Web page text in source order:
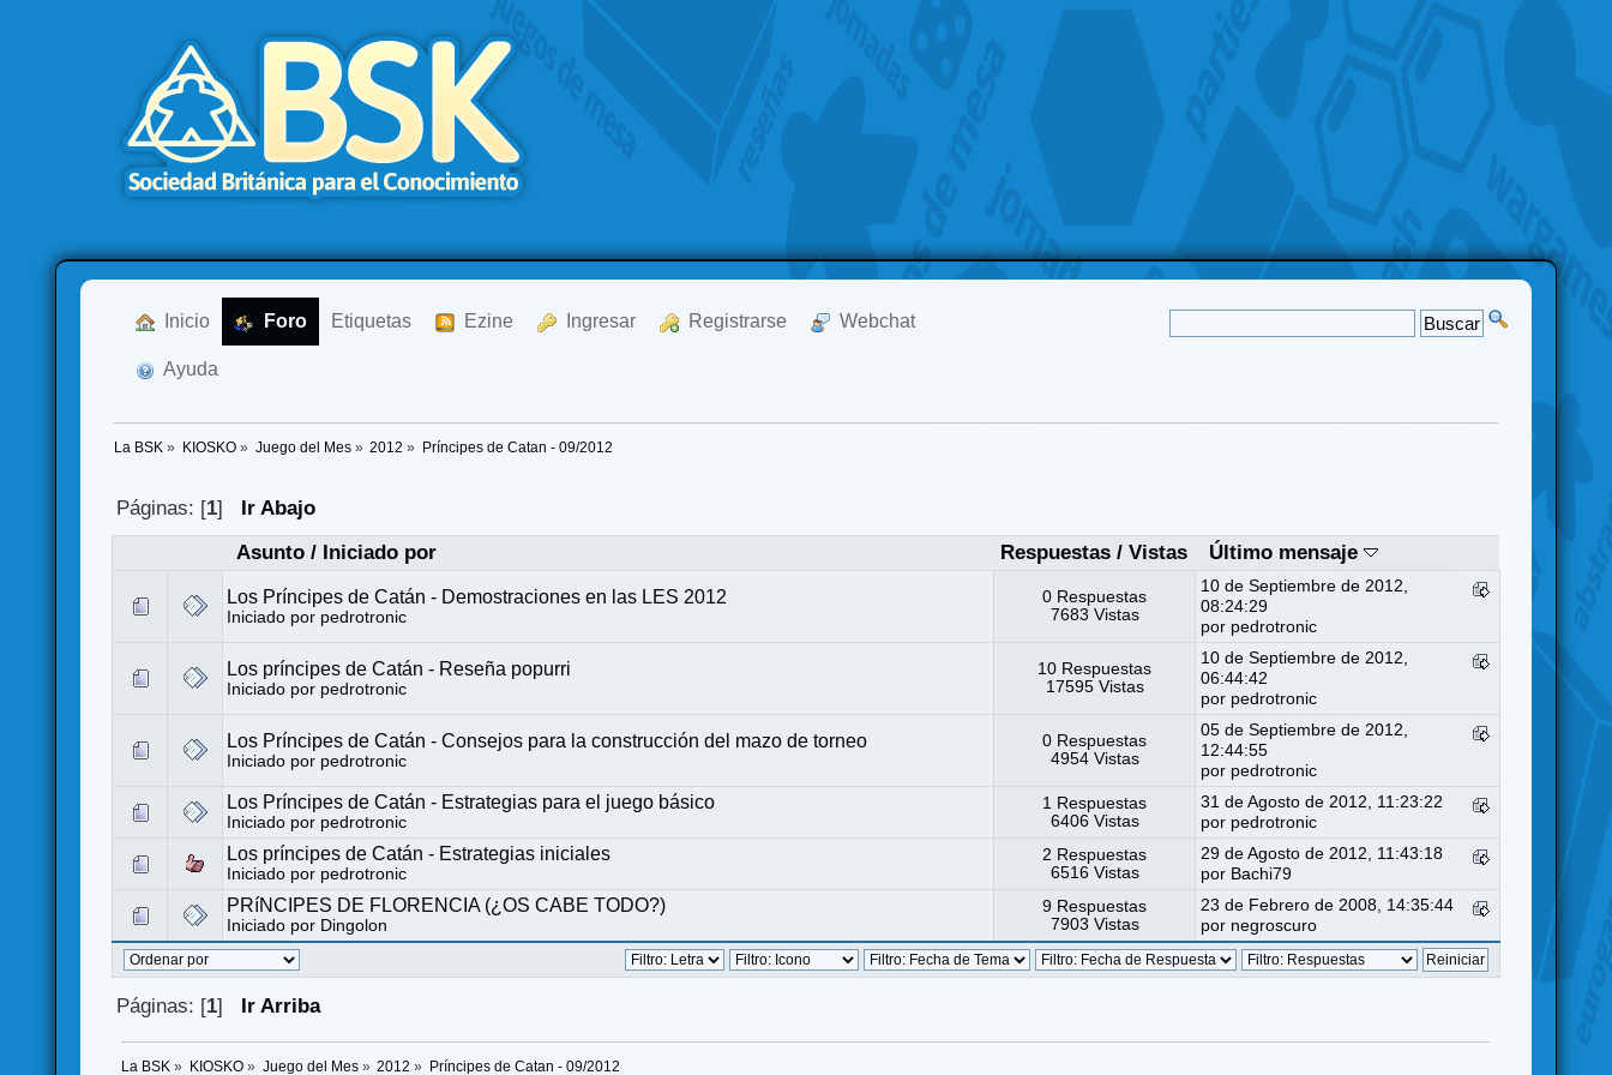
Inicio Foro Etiquetas Ezine Ingresar Registrarse Webchat
Ayuda
La BSK » KIOSKO» Juego del Mes» 2012 » Príncipes de Catan - 09/2012
Páginas: [1]
Ir Abajo
Asunto/ Iniciado por Respuestas /Vistas Último mensaje
Los Príncipes de Catán - Demostraciones en las LES 2012
Iniciado por pedrotronic
0 Respuestas
7683 Vistas
10 de Septiembre de 2012,
08:24:29
por pedrotronic
Los príncipes de Catán - Reseña popurri
Iniciado por pedrotronic
10 Respuestas
17595 Vistas
10 de Septiembre de 2012,
06:44:42
por pedrotronic
Los Príncipes de Catán - Consejos para la construcción del mazo de torneo
Iniciado por pedrotronic
0 Respuestas
4954 Vistas
05 de Septiembre de 2012,
12:44:55
por pedrotronic
Los Príncipes de Catán - Estrategias para el juego básico
Iniciado por pedrotronic
1 Respuestas
6406 Vistas
31 de Agosto de 2012, 11:23:22
por pedrotronic
Los príncipes de Catán - Estrategias iniciales
Iniciado por pedrotronic
2 Respuestas
6516 Vistas
29 de Agosto de 2012, 11:43:18
por Bachi79
PRíNCIPES DE FLORENCIA (¿OS CABE TODO?)
Iniciado por Dingolon
9 Respuestas
7903 Vistas
23 de Febrero de 2008, 14:35:44
por negroscuro
Páginas: [1] Ir Arriba
La BSK » KIOSKO» Juego del Mes» 2012 » Príncipes de Catan - 09/2012